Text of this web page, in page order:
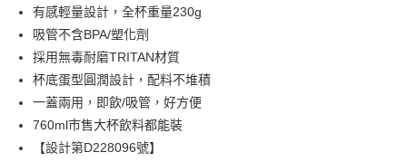
1.分期款項不併入電信帳單，「大哥付你分期」於每月結算日後寄送繳費提
醒簡訊。
2.透過簡訊連結打開帳單後，可選擇「超商條碼／台灣大直營門市／銀行轉
帳／街口支付／iPASS MONEY」等通路繳費。
【注意事項】
用戶於交易時，得透過本服務購買商品或服務，並由商店將買賣／分期付款
買賣價金債權讓與本公司後，依約使用本公司帳單繳交帳款。
１．於結帳方式選擇「AFTEE先享後付」後，將跳轉至「AFTEE先享後付」
結帳頁面，進行簡訊認證並確認金額後，即可完成結帳。
２．訂單成立數日內，您將收到繳費通知簡訊。
３．收到繳費通知簡訊後14天內，點擊此簡訊中的連結，可透過四大超商／
ATM／網路銀行／等多元方式進行付款，方視為交易完成。
※ 請注意：結帳手續完成當下不需立刻繳費，但若您需要取消訂單，請聯絡
購買商品的店家。未經商家同意取消之訂單仍視為有效，需透過AFTEE先享
後付繳納相關費用。
每筆NT$80，滿NT$699(含以上)免運費
付款後全家取貨
每筆NT$80，滿NT$699(含以上)免運費
每筆NT$80，滿NT$699(含以上)免運費
有感輕量設計，全杯重量230g
吸管不含BPA/塑化劑
採用無毒耐磨TRITAN材質
杯底蛋型圓潤設計，配料不堆積
一蓋兩用，即飲/吸管，好方便
760ml市售大杯飲料都能裝
【設計第D228096號】